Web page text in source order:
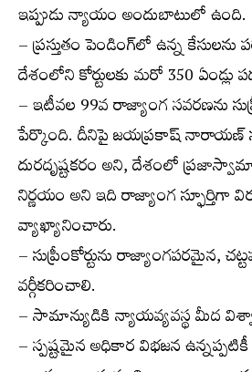
ఇప్పుడు న్యాయం అందుబాటులో ఉంది.
– ప్రస్తుతం పెండింగ్‌లో ఉన్న
దేశంలోని కోర్టులకు మరో 350 ఏండ్లు
– ఇటీవల 99వ రాజ్యాంగ సవరణను
పేర్కొంది. దీనిపై జయప్రకాష్ నారాయణ్
దురదృష్టకరం అని, దేశంలో
నిర్ణయం అని ఇది రాజ్యాంగ స్ఫూర్తిగా
వ్యాఖ్యానించారు.
– సుప్రీంకోర్టును రాజ్యాంగపరమైన,
వర్గీకరించాలి.
– సామాన్యుడికి న్యాయవ్యవస్థ మీద
– స్పష్టమైన అధికార విభజన